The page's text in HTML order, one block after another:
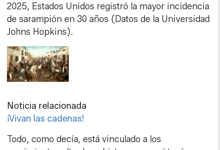
2025, Estados Unidos registró la mayor incidencia
de sarampión en 30 años (Datos de la Universidad
Johns Hopkins).
Noticia relacionada
¡Vivan las cadenas!
Todo, como decía, está vinculado a los